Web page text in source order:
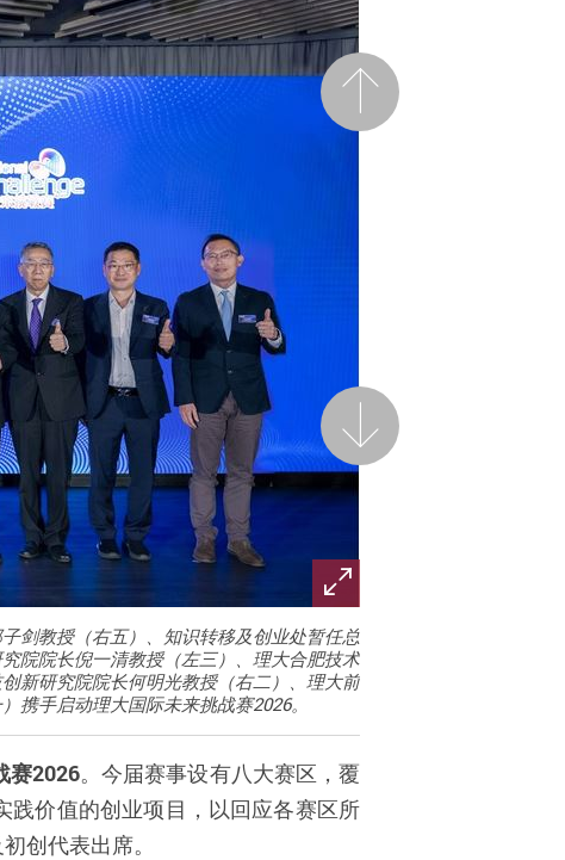
前一页
剑教授（右五）、知识转移及创业处暂任总
院院长倪一清教授（左三）、理大合肥技术
新研究院院长何明光教授（右二）、理大前
手启动理大国际未来挑战赛2026。
后一页
赛2026。今届赛事设有八大赛区，覆
践价值的创业项目，以回应各赛区所
创代表出席。